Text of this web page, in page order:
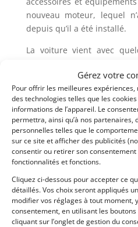
Gérez votre
Pour offrir les meilleures
des technologies telles que les
informations de l’appareil. Le
permettra, ainsi qu’à nos partenaires,
personnelles telles que le
sur ce site et afficher des publicités
consentir ou retirer son
fonctionnalités et fonctions.
Cliquez ci-dessous pour accepter ce
détaillés. Vos choix seront appliqués
modifier vos réglages à tout moment,
consentement, en utilisant les
cliquant sur l’onglet de gestion du
nouveau moteur, lequel
depuis qu’il a été installé.
La voiture vient avec
son dossier de propriété,
d’entretien.
Elle est proposée à un
auto offrant un tel
courir – En configuration
Partager cette annonce